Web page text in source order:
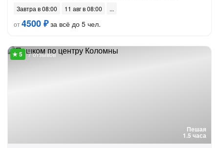
Завтра в 08:00
11 авг в 08:00
от4500 ₽за всё до 5 чел.
Пешая
1.5 часа
7 отзывов